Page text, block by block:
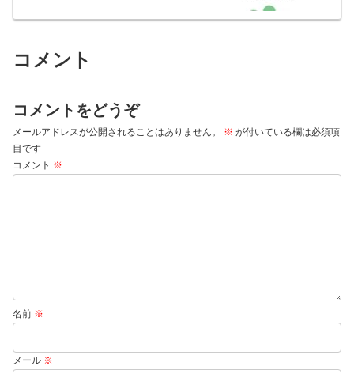
コメント
コメントをどうぞ
メールアドレスが公開されることはありません。 ※ が付いている欄は必須項
目です
コメント ※
名前 ※
メール ※